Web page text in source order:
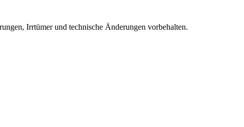
Irrtümer und technische Änderungen vorbehalten.